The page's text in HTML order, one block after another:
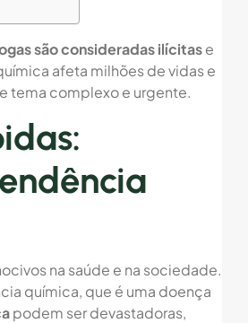
são consideradas ilícitase
afeta milhões de vidas e
tema complexo e urgente.
na saúde e na sociedade.
química, que é uma doença
podem ser devastadoras,